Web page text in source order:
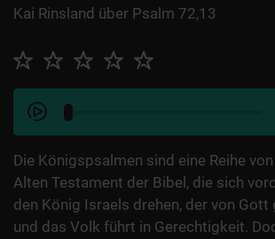
Kai Rinsland über Psalm 72,13
Die Königspsalmen sind eine Reihe
Alten Testament der Bibel, die sich
den König Israels drehen, der von Gott
und das Volk führt in Gerechtigkeit.